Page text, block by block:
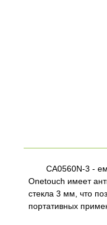
CA0560N-3 -
Onetouch имеет
стекла 3 мм, что
портативных